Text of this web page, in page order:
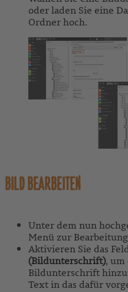
oder laden Sie eine
Ordner hoch.
BILD BEARBEITEN
Unter dem nun
Menü zur
Aktivieren Sie das
(Bildunterschrift), um
Bildunterschrift
Text in das dafür